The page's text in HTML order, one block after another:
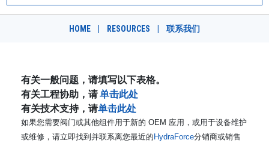
市场
职业
DESIGN TOOLS
CONTACT
HOME RESOURCES 联系我们
有关一般问题，请填写以下表格。
有关工程协助，请单击此处
有关技术支持，请单击此处
如果您需要阀门或其他组件用于新的 OEM 应用，或用于设备维护
或维修，请立即找到并联系离您最近的 HydraForce分销商或销售